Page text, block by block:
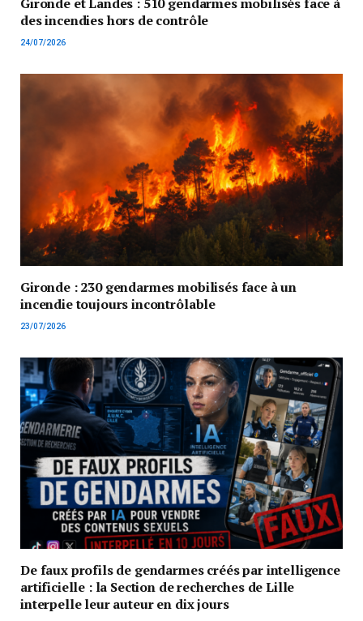
des incendies hors de contrôle
24/07/2026
Gironde : 230 gendarmes mobilisés face à un
incendie toujours incontrôlable
23/07/2026
De faux profils de gendarmes créés par intelligence
artificielle : la Section de recherches de Lille
interpelle leur auteur en dix jours